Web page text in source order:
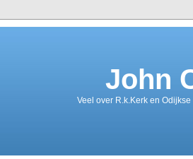
John
Veel over R.k.Kerk en